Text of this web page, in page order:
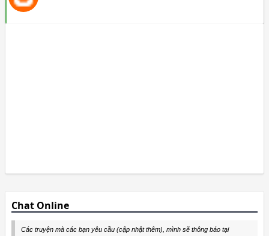
Chat Online
Các truyện mà các bạn yêu cầu (cập nhật thêm), mình sẽ thông báo tại